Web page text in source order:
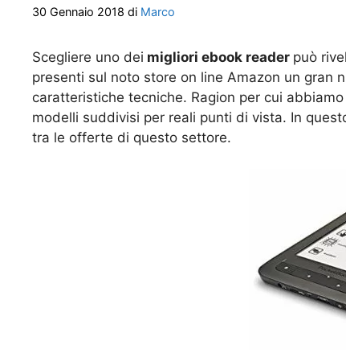
30 Gennaio 2018 di Marco
Scegliere uno dei migliori ebook reader può
presenti sul noto store on line Amazon un gran
caratteristiche tecniche. Ragion per cui
modelli suddivisi per reali punti di vista. In
tra le offerte di questo settore.